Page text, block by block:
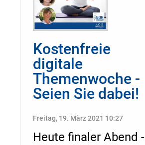
Kostenfreie
digitale
Themenwoche -
Seien Sie dabei!
Freitag, 19. März 2021 10:27
Heute finaler Abend -